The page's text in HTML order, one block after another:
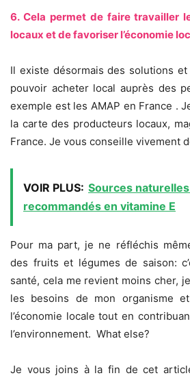
6. Cela permet de faire travailler
locaux et de favoriser l’économie
Il existe désormais des solutions
pouvoir acheter local auprès des
exemple est les AMAP en France .
la carte des producteurs locaux,
France. Je vous conseille vivement
VOIR PLUS: Sources
recommandés en vitamine E
Pour ma part, je ne réfléchis
des fruits et légumes de saison:
santé, cela me revient moins cher,
les besoins de mon organisme
l’économie locale tout en
l’environnement. What else?
Je vous joins à la fin de cet